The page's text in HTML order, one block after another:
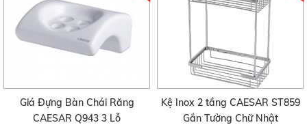
Giá Đựng Bàn Chải Răng
CAESAR Q943 3 Lỗ
Kệ Inox 2 tầng CAESAR ST859
Gắn Tường Chữ Nhật